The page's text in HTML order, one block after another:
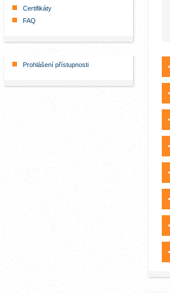
Certifikáty
FAQ
Prohlášení přístupnosti